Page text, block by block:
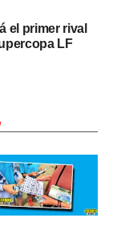
el primer rival
LF